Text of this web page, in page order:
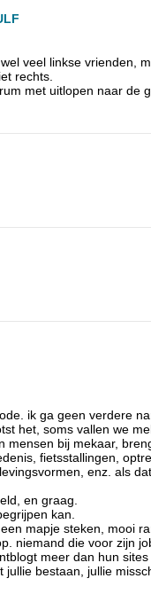
veel linkse vrienden,
rechts.
met uitlopen naar de
ik ga geen verdere
het, soms vallen we
mensen bij mekaar,
fietsstallingen,
enz. als
en graag.
kan.
mapje steken, mooi
niemand die voor zijn
meer dan hun
bestaan, jullie